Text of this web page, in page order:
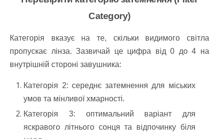
Category)
Категорія вказує на те, скільки видимого світла
пропускає лінза. Зазвичай це цифра від 0 до 4 на
внутрішній стороні завушника:
Категорія 2: середнє затемнення для міських
умов та мінливої хмарності.
Категорія 3: оптимальний варіант для
яскравого літнього сонця та відпочинку біля